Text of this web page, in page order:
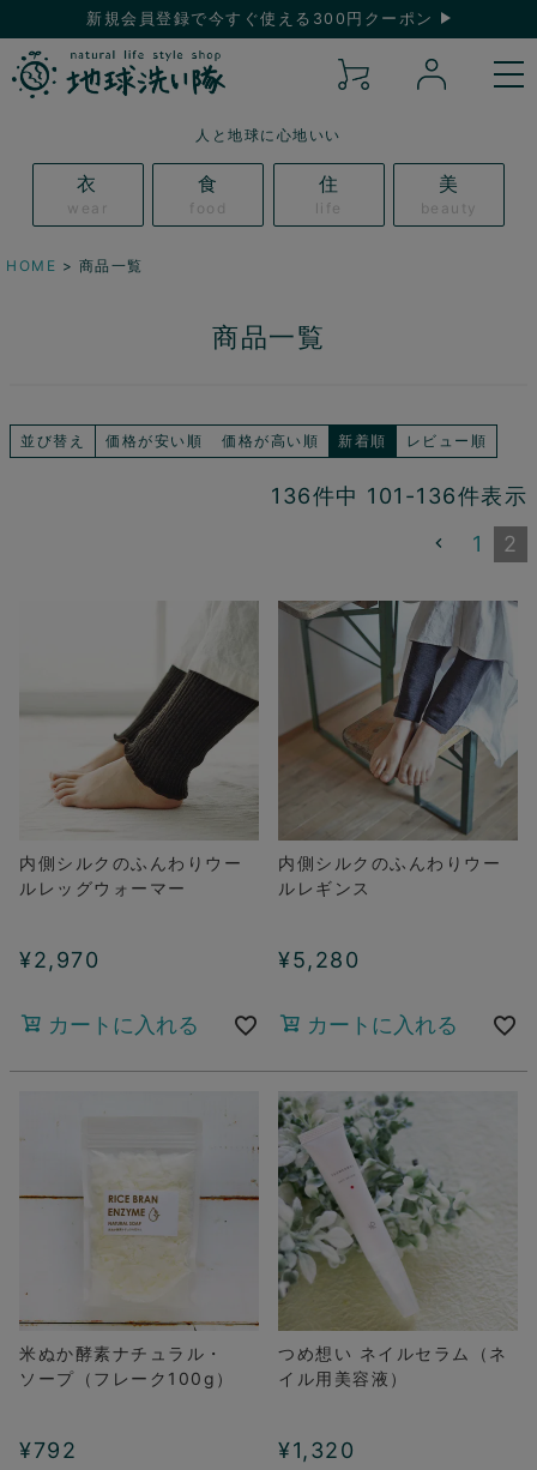
新規会員登録で今すぐ使える300円クーポン
人と地球に心地いい
衣
wear
食
food
住
life
美
beauty
HOME 商品一覧
商品一覧
並び替え 価格が安い順 価格が高い順 新着順 レビュー順
136件中 101 -136件表示
1
2
内側シルクのふんわりウー
ルレッグウォーマー
¥2,970
カートに入れる
内側シルクのふんわりウー
ルレギンス
¥5,280
カートに入れる
米ぬか酵素ナチュラル・
ソープ（フレーク100g）
¥792
つめ想い ネイルセラム（ネ
イル用美容液）
¥1,320